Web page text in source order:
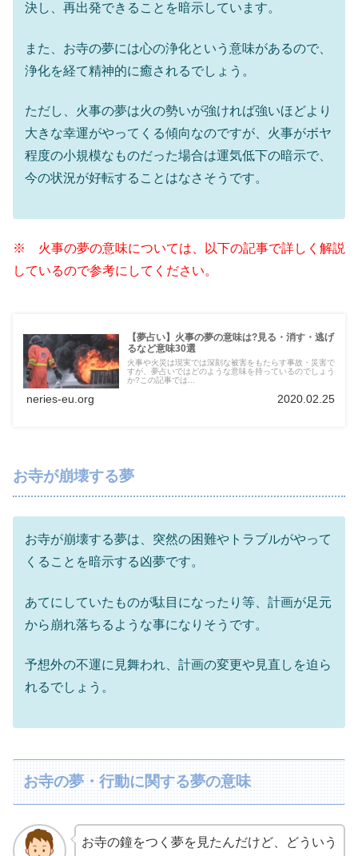
決し、再出発できることを暗示しています。
また、お寺の夢には心の浄化という意味があるので、
浄化を経て精神的に癒されるでしょう。
ただし、火事の夢は火の勢いが強ければ強いほどより
大きな幸運がやってくる傾向なのですが、火事がボヤ
程度の小規模なものだった場合は運気低下の暗示で、
今の状況が好転することはなさそうです。
※ 火事の夢の意味については、以下の記事で詳しく解説
しているので参考にしてください。
【夢占い】火事の夢の意味は?見る・消す・逃げ
るなど意味30選
火事や火災は現実では深刻な被害をもたらす事故・災害で
すが、夢占いではどのような意味を持っているのでしょう
か?この記事では...
neries-eu.org 2020.02.25
お寺が崩壊する夢
お寺が崩壊する夢は、突然の困難やトラブルがやって
くることを暗示する凶夢です。
あてにしていたものが駄目になったり等、計画が足元
から崩れ落ちるような事になりそうです。
予想外の不運に見舞われ、計画の変更や見直しを迫ら
れるでしょう。
お寺の夢・行動に関する夢の意味
お寺の鐘をつく夢を見たんだけど、どういう